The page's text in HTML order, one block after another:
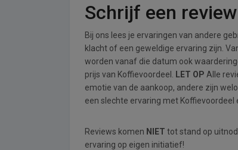
Schrijf een review
Bij ons lees je ervaringen van andere
klacht of een geweldige ervaring zijn.
worden vanaf die datum ook
prijs van Koffievoordeel.
LET OP Alle
emotie van de aankoop, andere zijn
een slechte ervaring met Koffievoordeel
Reviews komen NIET tot stand op
ervaring op eigen initiatief!